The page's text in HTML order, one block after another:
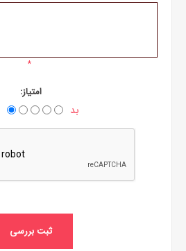
*
امتیاز:
بد
ثبت بررسی